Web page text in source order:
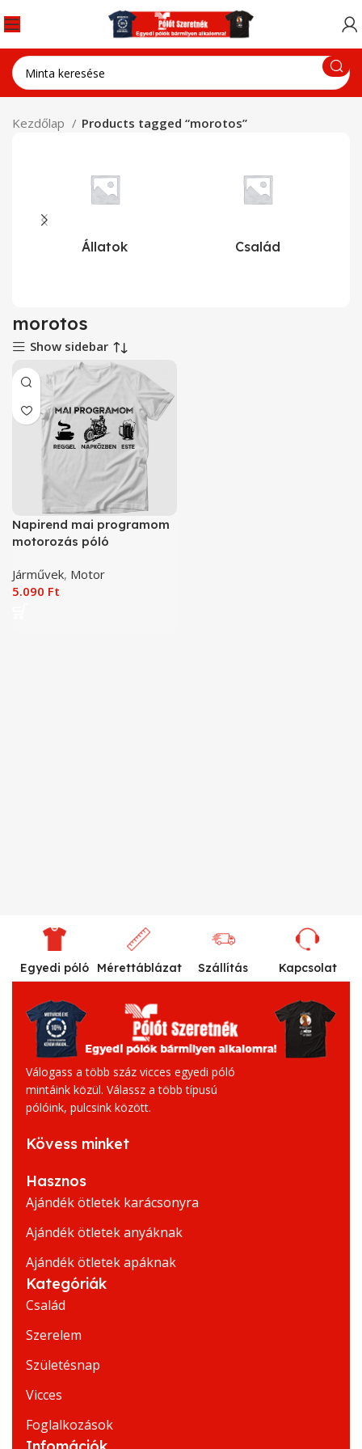
Kezdőlap Products tagged “morotos”
Állatok Család
morotos
Show sidebar
Napirend mai programom
motorozás póló
Járművek, Motor
5.090 Ft
Egyedi póló Mérettáblázat Szállítás Kapcsolat
Válogass a több száz vicces egyedi póló
mintáink közül. Válassz a több típusú
pólóink, pulcsink között.
Kövess minket
Hasznos
Ajándék ötletek karácsonyra
Ajándék ötletek anyáknak
Ajándék ötletek apáknak
Kategóriák
Család
Szerelem
Születésnap
Vicces
Foglalkozások